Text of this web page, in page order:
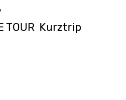
TOUR Kurztrip